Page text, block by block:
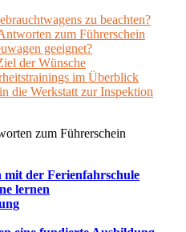
zu beachten?
zum Führerschein
geeignet?
der Wünsche
im Überblick
die Werkstatt zur Inspektion
mit der Ferienfahrschule
lernen